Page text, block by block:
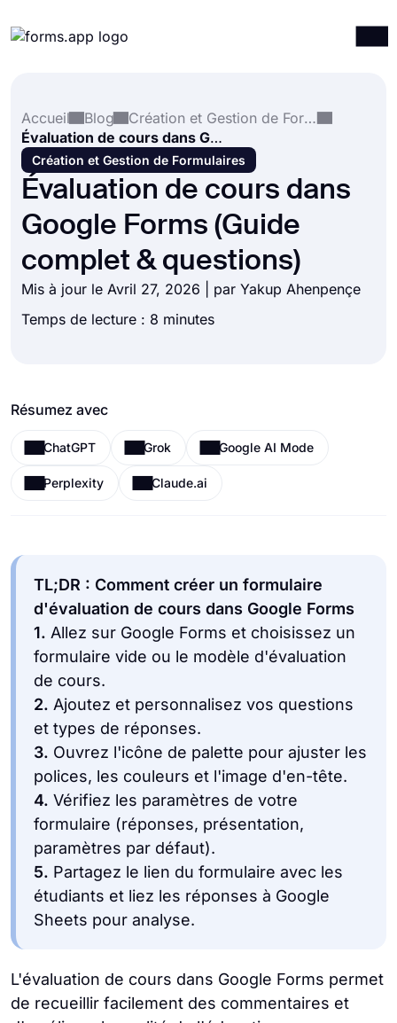
Intégrations
Modèles
Ressources
Tarification
Accueil
Blog
Création et Gestion de Formulaires
Évaluation de cours dans Google Forms (Guide complet & questions)
Création et Gestion de Formulaires
Évaluation de cours dans
Google Forms (Guide
complet & questions)
Mis à jour le Avril 27, 2026 | par Yakup Ahenpençe
Temps de lecture : 8 minutes
Résumez avec
ChatGPT Grok Google AI Mode
Perplexity Claude.ai
TL;DR : Comment créer un formulaire
d'évaluation de cours dans Google Forms
1. Allez sur Google Forms et choisissez un
formulaire vide ou le modèle d'évaluation
de cours.
2. Ajoutez et personnalisez vos questions
et types de réponses.
3. Ouvrez l'icône de palette pour ajuster les
polices, les couleurs et l'image d'en-tête.
4. Vérifiez les paramètres de votre
formulaire (réponses, présentation,
paramètres par défaut).
5. Partagez le lien du formulaire avec les
étudiants et liez les réponses à Google
Sheets pour analyse.
L'évaluation de cours dans Google Forms permet
de recueillir facilement des commentaires et